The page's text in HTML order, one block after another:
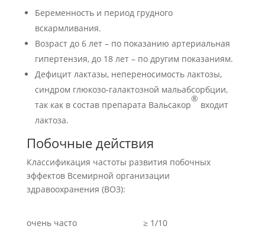
Беременность и период грудного
вскармливания.
Возраст до 6 лет – по показанию артериальная
гипертензия, до 18 лет – по другим показаниям.
Дефицит лактазы, непереносимость лактозы,
синдром глюкозо-галактозной мальабсорбции,
так как в состав препарата Вальсакор
®
входит
лактоза.
Побочные действия
Классификация частоты развития побочных
эффектов Всемирной организации
здравоохранения (ВОЗ):
очень часто ≥ 1/10